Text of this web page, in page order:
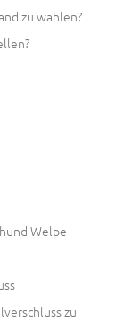
zu wählen?
Welpe
zu